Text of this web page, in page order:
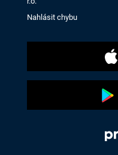
Nahlásit chybu